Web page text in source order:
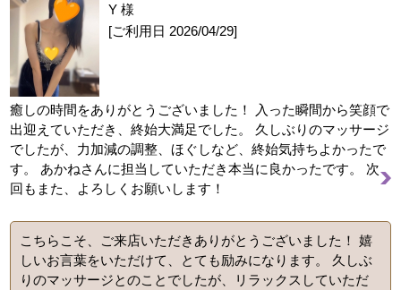
Y 様
[ご利用日 2026/04/29]
癒しの時間をありがとうございました！ 入った瞬間から笑顔で
出迎えていただき、終始大満足でした。 久しぶりのマッサージ
でしたが、力加減の調整、ほぐしなど、終始気持ちよかったで
す。 あかねさんに担当していただき本当に良かったです。 次
回もまた、よろしくお願いします！
こちらこそ、ご来店いただきありがとうございました！ 嬉
しいお言葉をいただけて、とても励みになります。 久しぶ
りのマッサージとのことでしたが、リラックスしていただ